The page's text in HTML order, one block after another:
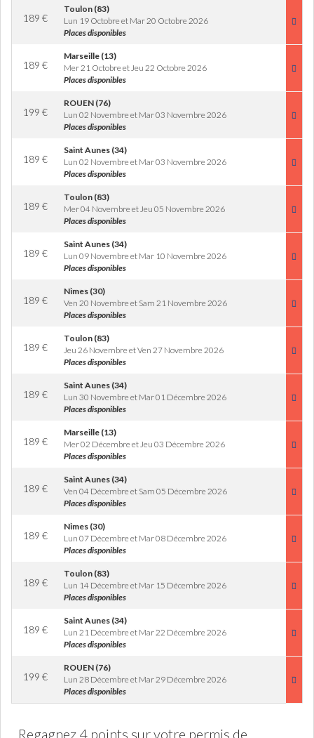
189 €
Toulon (83)
Lun 19 Octobre et Mar 20 Octobre 2026
Places disponibles
189 €
Marseille (13)
Mer 21 Octobre et Jeu 22 Octobre 2026
Places disponibles
199 €
ROUEN (76)
Lun 02 Novembre et Mar 03 Novembre 2026
Places disponibles
189 €
Saint Aunes (34)
Lun 02 Novembre et Mar 03 Novembre 2026
Places disponibles
189 €
Toulon (83)
Mer 04 Novembre et Jeu 05 Novembre 2026
Places disponibles
189 €
Saint Aunes (34)
Lun 09 Novembre et Mar 10 Novembre 2026
Places disponibles
189 €
Nimes (30)
Ven 20 Novembre et Sam 21 Novembre 2026
Places disponibles
189 €
Toulon (83)
Jeu 26 Novembre et Ven 27 Novembre 2026
Places disponibles
189 €
Saint Aunes (34)
Lun 30 Novembre et Mar 01 Décembre 2026
Places disponibles
189 €
Marseille (13)
Mer 02 Décembre et Jeu 03 Décembre 2026
Places disponibles
189 €
Saint Aunes (34)
Ven 04 Décembre et Sam 05 Décembre 2026
Places disponibles
189 €
Nimes (30)
Lun 07 Décembre et Mar 08 Décembre 2026
Places disponibles
189 €
Toulon (83)
Lun 14 Décembre et Mar 15 Décembre 2026
Places disponibles
189 €
Saint Aunes (34)
Lun 21 Décembre et Mar 22 Décembre 2026
Places disponibles
199 €
ROUEN (76)
Lun 28 Décembre et Mar 29 Décembre 2026
Places disponibles
Regagnez 4 points sur votre permis de